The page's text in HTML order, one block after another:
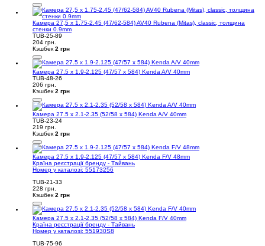
Камера 27,5 x 1.75-2.45 (47/62-584) AV40 Rubena (Mitas), classic, толщина
стенки 0.9mm
TUB-25-89
204 грн.
Кэшбек 2 грн
Камера 27.5 x 1.9-2.125 (47/57 x 584) Kenda A/V 40mm
TUB-48-26
206 грн.
Кэшбек 2 грн
Камера 27.5 x 2.1-2.35 (52/58 x 584) Kenda A/V 40mm
TUB-23-24
219 грн.
Кэшбек 2 грн
Камера 27.5 x 1.9-2.125 (47/57 x 584) Kenda F/V 48mm
Країна реєстрації бренду - Тайвань
Номер у каталозі: 55173256
TUB-21-33
228 грн.
Кэшбек 2 грн
Камера 27.5 x 2.1-2.35 (52/58 x 584) Kenda F/V 40mm
Країна реєстрації бренду - Тайвань
Номер у каталозі: 551930S8
TUB-75-96